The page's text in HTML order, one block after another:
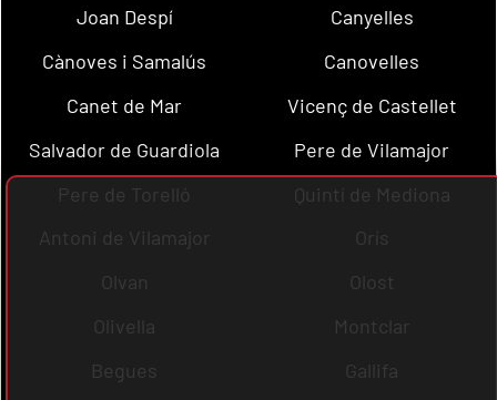
Joan Despí
Canyelles
Cànoves i Samalús
Canovelles
Canet de Mar
Vicenç de Castellet
Salvador de Guardiola
Pere de Vilamajor
Pere de Torelló
Quintí de Mediona
Antoni de Vilamajor
Orís
Olvan
Olost
Olivella
Montclar
Begues
Gallifa